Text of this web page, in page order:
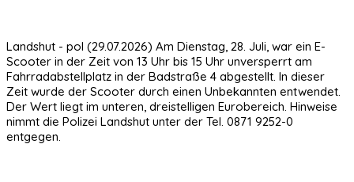
Landshut - pol (29.07.2026) Am Dienstag, 28. Juli, war ein E-
Scooter in der Zeit von 13 Uhr bis 15 Uhr unversperrt am
Fahrradabstellplatz in der Badstraße 4 abgestellt. In dieser
Zeit wurde der Scooter durch einen Unbekannten entwendet.
Der Wert liegt im unteren, dreistelligen Eurobereich. Hinweise
nimmt die Polizei Landshut unter der Tel. 0871 9252-0
entgegen.